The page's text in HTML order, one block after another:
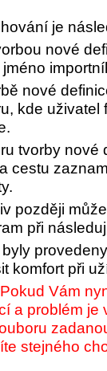
je
nové
nové
kde uživatel
tvorby nové
cestu
.
později
při
komfort při
Vám
a problém je
stejného